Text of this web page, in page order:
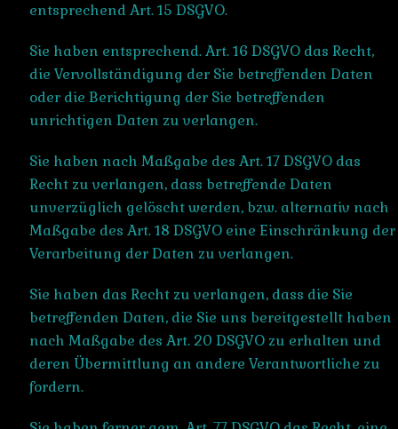
entsprechend Art. 15 DSGVO.
Sie haben entsprechend. Art. 16 DSGVO das Recht,
die Vervollständigung der Sie betreffenden Daten
oder die Berichtigung der Sie betreffenden
unrichtigen Daten zu verlangen.
Sie haben nach Maßgabe des Art. 17 DSGVO das
Recht zu verlangen, dass betreffende Daten
unverzüglich gelöscht werden, bzw. alternativ nach
Maßgabe des Art. 18 DSGVO eine Einschränkung der
Verarbeitung der Daten zu verlangen.
Sie haben das Recht zu verlangen, dass die Sie
betreffenden Daten, die Sie uns bereitgestellt haben
nach Maßgabe des Art. 20 DSGVO zu erhalten und
deren Übermittlung an andere Verantwortliche zu
fordern.